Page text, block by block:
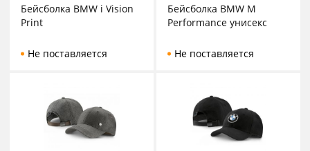
Бейсболка BMW i Vision
Print
Не поставляется
Бейсболка BMW M
Performance унисекс
Не поставляется